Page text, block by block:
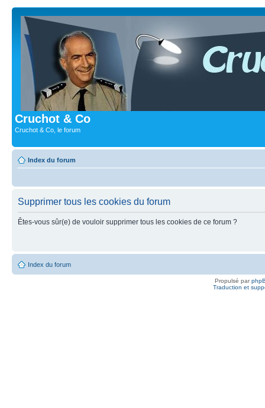
Cruchot & Co
Cruchot & Co, le forum
Index du forum
Supprimer tous les cookies du forum
Êtes-vous sûr(e) de vouloir supprimer tous les cookies de ce forum ?
Index du forum
Propulsé par
Traduction et